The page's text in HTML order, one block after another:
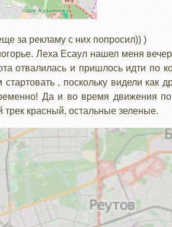
за рекламу с них попросил)) )
Леха Есаул нашел меня
отвалилась и пришлось идти по
, поскольку видели как
Да и во время движения
красный, остальные зеленые.